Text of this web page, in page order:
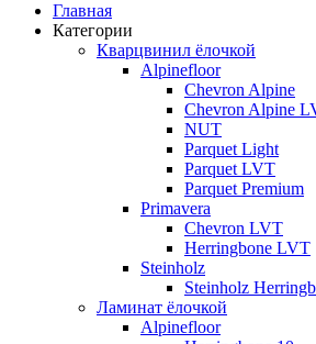
Главная
Категории
Кварцвинил ёлочкой
Alpinefloor
Chevron Alpine
Chevron Alpine
NUT
Parquet Light
Parquet LVT
Parquet Premium
Primavera
Chevron LVT
Herringbone LVT
Steinholz
Steinholz
Ламинат ёлочкой
Alpinefloor